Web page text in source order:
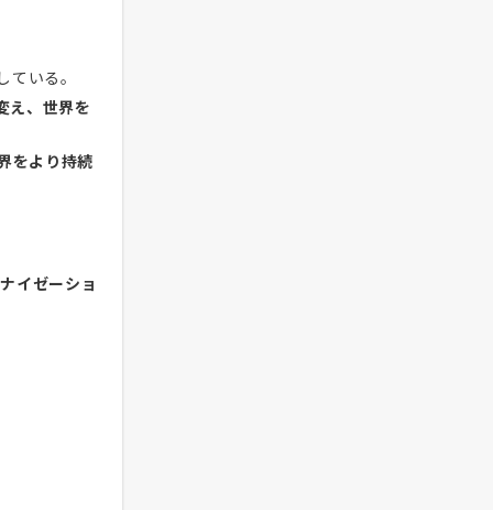
いる。
え、世界を
をより持続
イゼーショ